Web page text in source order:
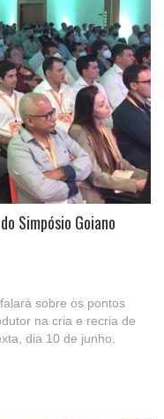
Simpósio Goiano
sobre os pontos
na cria e recria de
dia 10 de junho.